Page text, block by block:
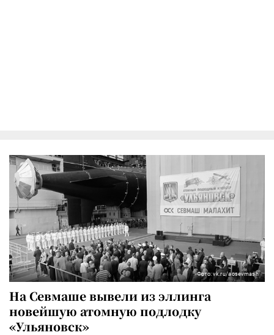
Фото: vk.ru/aosevmash
На Севмаше вывели из эллинга
новейшую атомную подлодку
«Ульяновск»